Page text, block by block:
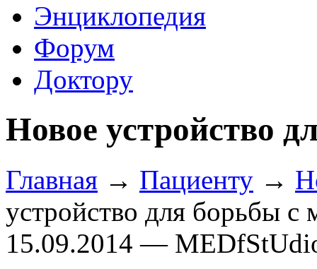
Энциклопедия
Форум
Доктору
Новое устройство
Главная → Пациенту →
устройство для борьбы с
15.09.2014 —